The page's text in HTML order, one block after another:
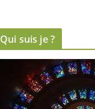
Qui suis je ?